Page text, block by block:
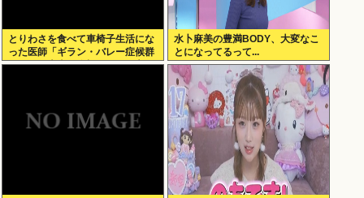
とりわさを食べて車椅子生活にな
った医師「ギラン・バレー症候群
になって本当に絶望。死んだ方が
水卜麻美の豊満BODY、大変なこ
とになってるって...